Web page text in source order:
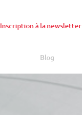
Inscription à la newsletter
Blog